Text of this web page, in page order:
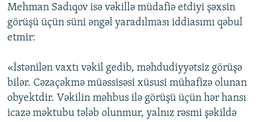
Mehman Sadıqov isə vəkillə müdafiə etdiyi şəxsin
görüşü üçün süni əngəl yaradılması iddiasımı qəbul
etmir:
«İstənilən vaxtı vəkil gedib, məhdudiyyətsiz görüşə
bilər. Cəzaçəkmə müəssisəsi xüsusi mühafizə olunan
obyektdir. Vəkilin məhbus ilə görüşü üçün hər hansı
icazə məktubu tələb olunmur, yalnız rəsmi şəkildə